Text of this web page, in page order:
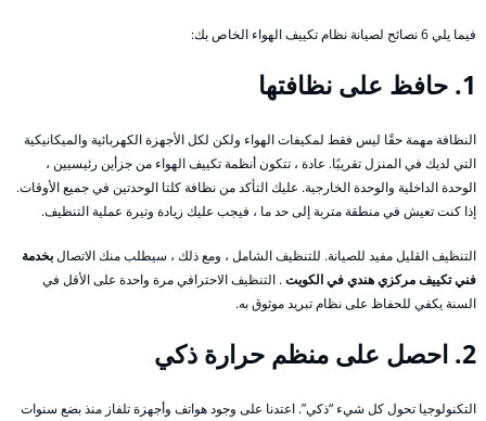
فيما يلي 6 نصائح لصيانة نظام تكييف الهواء الخاص بك:
1. حافظ على نظافتها
النظافة مهمة حقًا ليس فقط لمكيفات الهواء ولكن لكل الأجهزة الكهربائية والميكانيكية
التي لديك في المنزل تقريبًا. عادة ، تتكون أنظمة تكييف الهواء من جزأين رئيسيين ،
الوحدة الداخلية والوحدة الخارجية. عليك التأكد من نظافة كلتا الوحدتين في جميع الأوقات.
إذا كنت تعيش في منطقة متربة إلى حد ما ، فيجب عليك زيادة وتيرة عملية التنظيف.
التنظيف القليل مفيد للصيانة. للتنظيف الشامل ، ومع ذلك ، سيطلب منك الاتصالبخدمة
فني تكييف مركزي هندي في الكويت. التنظيف الاحترافي مرة واحدة على الأقل في
السنة يكفي للحفاظ على نظام تبريد موثوق به.
2. احصل على منظم حرارة ذكي
التكنولوجيا تحول كل شيء “ذكي”. اعتدنا على وجود هواتف وأجهزة تلفاز منذ بضع سنوات